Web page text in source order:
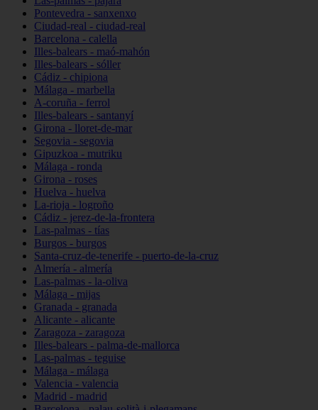
Pontevedra - sanxenxo
Ciudad-real - ciudad-real
Barcelona - calella
Illes-balears - maó-mahón
Illes-balears - sóller
Cádiz - chipiona
Málaga - marbella
A-coruña - ferrol
Illes-balears - santanyí
Girona - lloret-de-mar
Segovia - segovia
Gipuzkoa - mutriku
Málaga - ronda
Girona - roses
Huelva - huelva
La-rioja - logroño
Cádiz - jerez-de-la-frontera
Las-palmas - tías
Burgos - burgos
Santa-cruz-de-tenerife - puerto-de-la-cruz
Almería - almería
Las-palmas - la-oliva
Málaga - mijas
Granada - granada
Alicante - alicante
Zaragoza - zaragoza
Illes-balears - palma-de-mallorca
Las-palmas - teguise
Málaga - málaga
Valencia - valencia
Madrid - madrid